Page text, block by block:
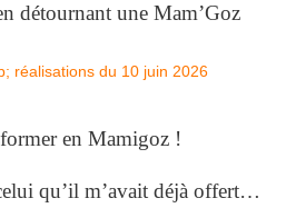
détournant une Mam’Goz
en Mamigoz !
qu’il m’avait déjà offert…